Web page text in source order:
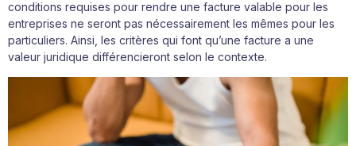
conditions requises pour rendre une facture valable pour les
entreprises ne seront pas nécessairement les mêmes pour les
particuliers. Ainsi, les critères qui font qu’une facture a une
valeur juridique différencieront selon le contexte.